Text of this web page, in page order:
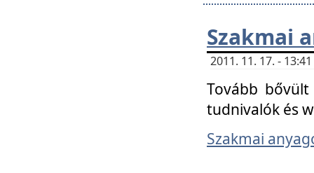
Szakmai
2011. 11. 17. -
Tovább bővült
tudnivalók és
Szakmai